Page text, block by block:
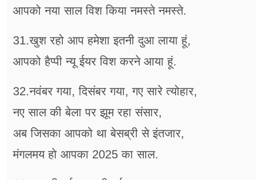
आपको नया साल विश किया नमस्ते नमस्ते.
31.खुश रहो आप हमेशा इतनी दुआ लाया हूं,
आपको हैप्पी न्यू ईयर विश करने आया हूं.
32.नवंबर गया, दिसंबर गया, गए सारे त्योहार,
नए साल की बेला पर झूम रहा संसार,
अब जिसका आपको था बेसब्री से इंतजार,
मंगलमय हो आपका 2025 का साल.